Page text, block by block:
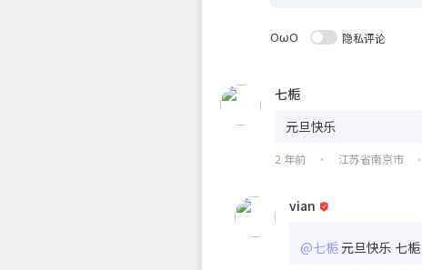
OωO 隐私评论
七栀
元旦快乐
2 年前 • 江苏省南京市 •
vian
@七栀元旦快乐 七栀